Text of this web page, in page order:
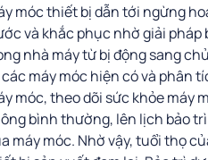
móc thiết bị dẫn tới ngừng
và khắc phục nhờ giải
nhà máy từ bị động sang
máy móc hiện có và phân
móc, theo dõi sức khỏe máy
bình thường, lên lịch bảo
máy móc. Nhờ vậy, tuổi thọ